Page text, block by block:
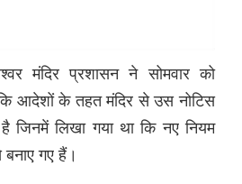
मंदिर प्रशासन ने सोमवार को
कि आदेशों के तहत मंदिर से उस नोटिस
है जिनमें लिखा गया था कि नए नियम
गए हैं।